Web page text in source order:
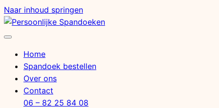
Naar inhoud springen
Menu
Home
Spandoek bestellen
Over ons
Contact
06 – 82 25 84 08